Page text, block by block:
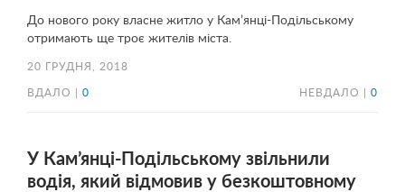
До нового року власне житло у Кам’янці-Подільському
отримають ще троє жителів міста.
20 ГРУДНЯ, 2018
ВДАЛО | 0 НЕВДАЛО | 0
У Кам’янці-Подільському звільнили
водія, який відмовив у безкоштовному